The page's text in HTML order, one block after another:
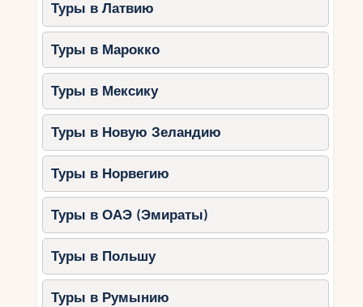
Туры в Латвию
Туры в Марокко
Туры в Мексику
Туры в Новую Зеландию
Туры в Норвегию
Туры в ОАЭ (Эмираты)
Туры в Польшу
Туры в Румынию